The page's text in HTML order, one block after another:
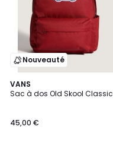
Nouveauté
VANS
Sac à dos Old Skool Classic
45,00 €